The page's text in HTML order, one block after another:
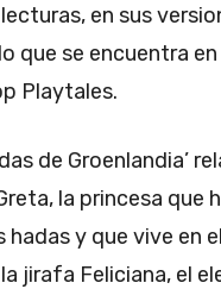
en sus
que se encuentra
Playtales.
de Groenlandia’
la princesa que
hadas y que vive en
jirafa Feliciana, el